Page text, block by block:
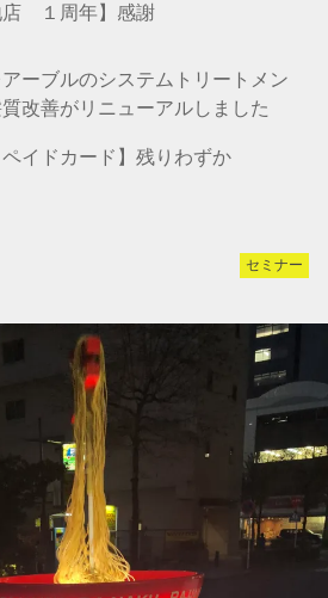
店 １周年】感謝
ーブルのシステムトリートメン
質改善がリニューアルしました
ペイドカード】残りわずか
セミナー